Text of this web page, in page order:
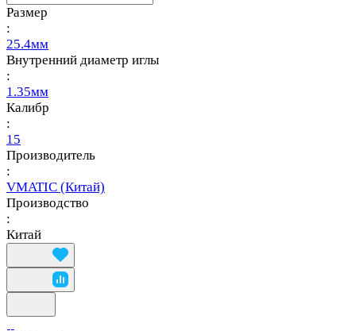
Размер
:
25.4мм
Внутренний диаметр иглы
:
1.35мм
Калибр
:
15
Производитель
:
VMATIC (Китай)
Производство
:
Китай